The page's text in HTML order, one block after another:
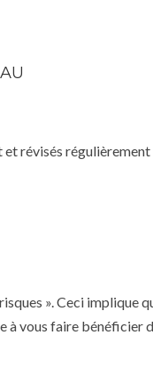
révisés
». Ceci implique
à vous faire bénéficier